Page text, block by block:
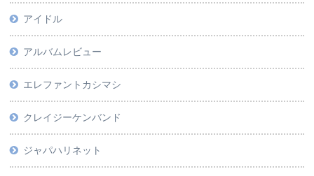
アイドル
アルバムレビュー
エレファントカシマシ
クレイジーケンバンド
ジャパハリネット